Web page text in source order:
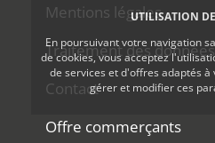
UTILISATION
En poursuivant votre navigation
de cookies, vous acceptez
de services et d'offres adaptés
gérer et modifier ces
Mentions légales
Traitement des
Contact
Offre commerçants